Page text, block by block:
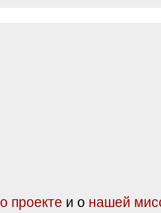
о проекте и о нашей